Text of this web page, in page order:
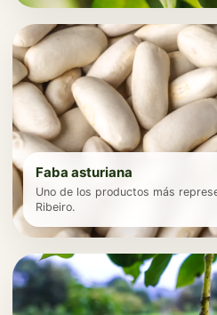
Faba asturiana
Uno de los productos más
Ribeiro.